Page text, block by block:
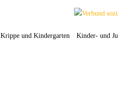
Krippe und Kindergarten Kinder- und